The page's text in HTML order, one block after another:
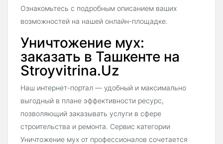
Ознакомьтесь с подробным описанием ваших
возможностей на нашей онлайн-площадке.
Уничтожение мух:
заказать в Ташкенте на
Stroyvitrina.Uz
Наш интернет-портал — удобный и максимально
выгодный в плане эффективности ресурс,
позволяющий заказывать услуги в сфере
строительства и ремонта. Сервис категории
Уничтожение мух от профессионалов сочетается